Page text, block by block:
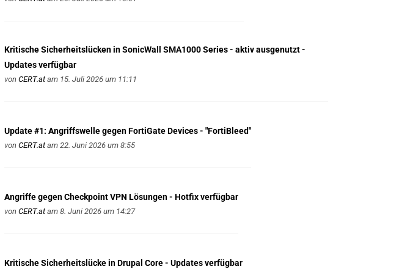
Kritische Sicherheitslücken in SonicWall SMA1000 Series - aktiv ausgenutzt -
Updates verfügbar
vonCERT.atam 15. Juli 2026 um 11:11
Update #1: Angriffswelle gegen FortiGate Devices - "FortiBleed"
vonCERT.atam 22. Juni 2026 um 8:55
Angriffe gegen Checkpoint VPN Lösungen - Hotfix verfügbar
vonCERT.atam 8. Juni 2026 um 14:27
Kritische Sicherheitslücke in Drupal Core - Updates verfügbar